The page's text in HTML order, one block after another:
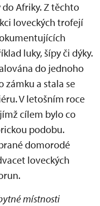
Afriky. Z těchto
loveckých trofejí
luky, šípy či dýky.
do jednoho
zámku a stala se
V letošním roce
cílem bylo co
podobu.
domorodé
loveckých
místnosti